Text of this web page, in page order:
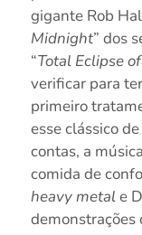
gigante Rob
Midnight” dos
“Total Eclipse
verificar para
primeiro
esse clássico
contas, a
comida de
heavy metale
demonstrações